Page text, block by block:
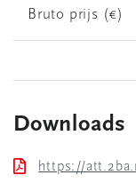
Bruto prijs (€)
Downloads
https://